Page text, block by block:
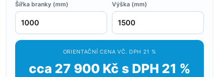
Šířka branky (mm) Výška (mm)
ORIENTAČNÍ CENA VČ. DPH 21 %
cca 27 900 Kč s DPH 21 %